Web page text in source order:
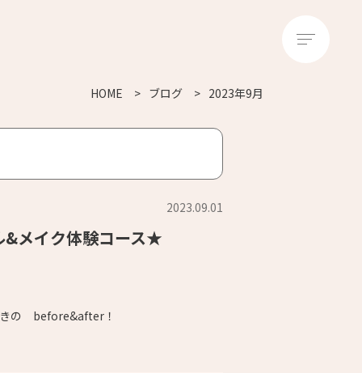
HOME ブログ 2023年9月
2023.09.01
&メイク体験コース★
きの before&after！